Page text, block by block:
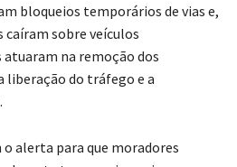
bloqueios temporários de vias e,
caíram sobre veículos
atuaram na remoção dos
liberação do tráfego e a
alerta para que moradores